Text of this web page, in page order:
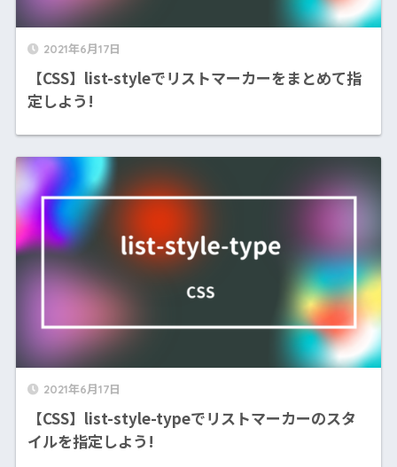
2021年6月17日
【CSS】list-styleでリストマーカーをまとめて指
定しよう!
2021年6月17日
【CSS】list-style-typeでリストマーカーのスタ
イルを指定しよう!